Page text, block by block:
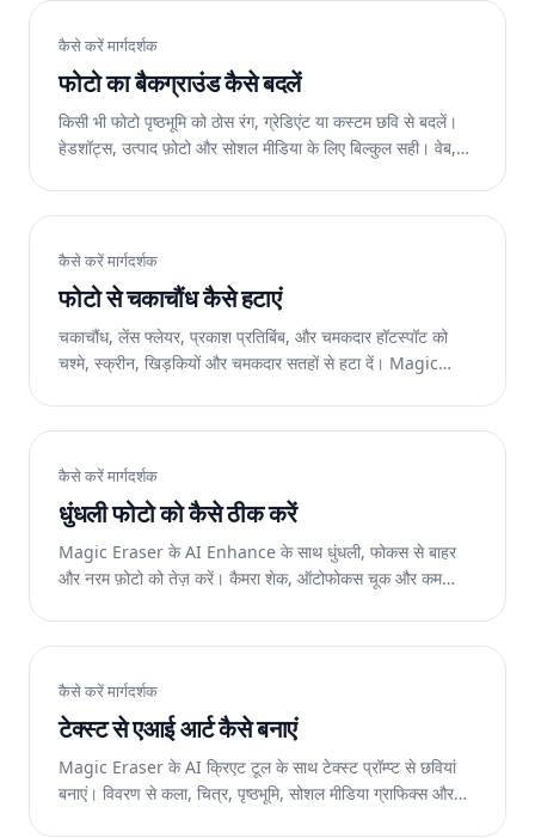
कैसे करें मार्गदर्शक
फोटो का बैकग्राउंड कैसे बदलें
किसी भी फोटो पृष्ठभूमि को ठोस रंग, ग्रेडिएंट या कस्टम छवि से बदलें।
हेडशॉट्स, उत्पाद फ़ोटो और सोशल मीडिया के लिए बिल्कुल सही। वेब,
कैसे करें मार्गदर्शक
फोटो से चकाचौंध कैसे हटाएं
चकाचौंध, लेंस फ्लेयर, प्रकाश प्रतिबिंब, और चमकदार हॉटस्पॉट को
चश्मे, स्क्रीन, खिड़कियों और चमकदार सतहों से हटा दें। Magic
कैसे करें मार्गदर्शक
धुंधली फोटो को कैसे ठीक करें
Magic Eraser के AI Enhance के साथ धुंधली, फोकस से बाहर
और नरम फ़ोटो को तेज़ करें। कैमरा शेक, ऑटोफोकस चूक और कम
कैसे करें मार्गदर्शक
टेक्स्ट से एआई आर्ट कैसे बनाएं
Magic Eraser के AI क्रिएट टूल के साथ टेक्स्ट प्रॉम्प्ट से छवियां
बनाएं। विवरण से कला, चित्र, पृष्ठभूमि, सोशल मीडिया ग्राफिक्स और